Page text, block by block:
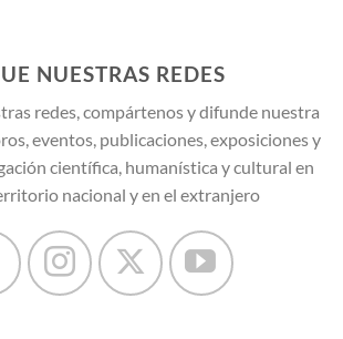
NUESTRAS REDES
redes, compártenos y difunde nuestra
eventos, publicaciones, exposiciones y
científica, humanística y cultural en
nacional y en el extranjero